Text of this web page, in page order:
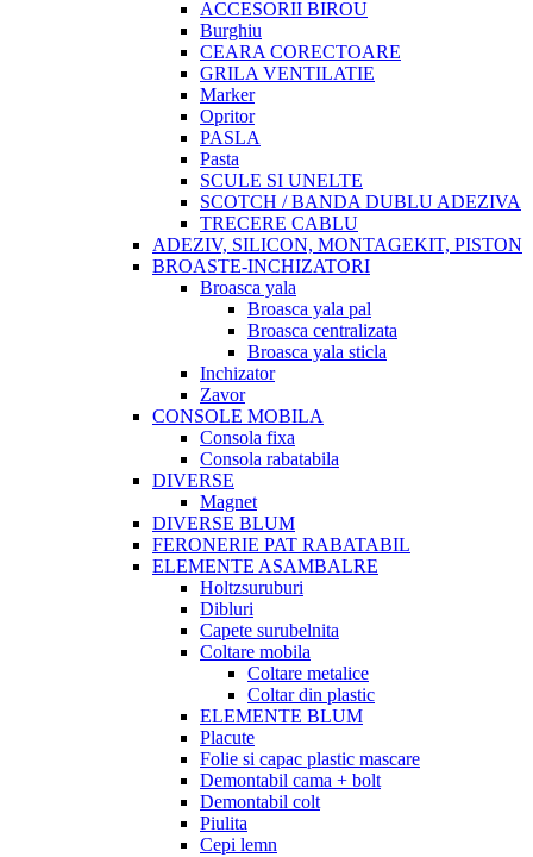
ACCESORII BIROU
Burghiu
CEARA CORECTOARE
GRILA VENTILATIE
Marker
Opritor
PASLA
Pasta
SCULE SI UNELTE
SCOTCH / BANDA DUBLU ADEZIVA
TRECERE CABLU
ADEZIV, SILICON, MONTAGEKIT, PISTON
BROASTE-INCHIZATORI
Broasca yala
Broasca yala pal
Broasca centralizata
Broasca yala sticla
Inchizator
Zavor
CONSOLE MOBILA
Consola fixa
Consola rabatabila
DIVERSE
Magnet
DIVERSE BLUM
FERONERIE PAT RABATABIL
ELEMENTE ASAMBALRE
Holtzsuruburi
Dibluri
Capete surubelnita
Coltare mobila
Coltare metalice
Coltar din plastic
ELEMENTE BLUM
Placute
Folie si capac plastic mascare
Demontabil cama + bolt
Demontabil colt
Piulita
Cepi lemn